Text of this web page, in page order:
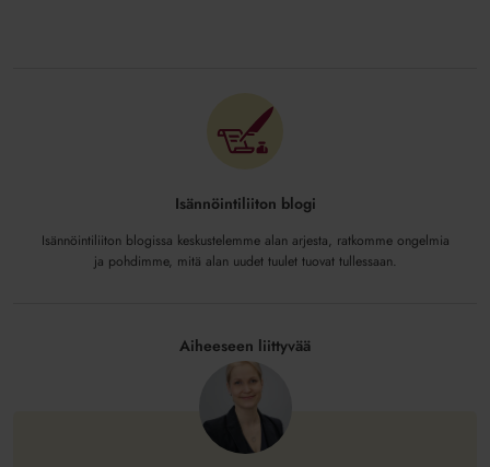
Isännöintiliiton blogi
Isännöintiliiton blogissa keskustelemme alan arjesta, ratkomme ongelmia
ja pohdimme, mitä alan uudet tuulet tuovat tullessaan.
Aiheeseen liittyvää